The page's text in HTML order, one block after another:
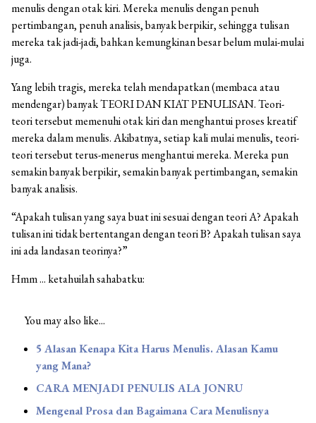
menulis dengan otak kiri. Mereka menulis dengan penuh
pertimbangan, penuh analisis, banyak berpikir, sehingga tulisan
mereka tak jadi-jadi, bahkan kemungkinan besar belum mulai-mulai
juga.
Yang lebih tragis, mereka telah mendapatkan (membaca atau
mendengar) banyak TEORI DAN KIAT PENULISAN. Teori-
teori tersebut memenuhi otak kiri dan menghantui proses kreatif
mereka dalam menulis. Akibatnya, setiap kali mulai menulis, teori-
teori tersebut terus-menerus menghantui mereka. Mereka pun
semakin banyak berpikir, semakin banyak pertimbangan, semakin
banyak analisis.
“Apakah tulisan yang saya buat ini sesuai dengan teori A? Apakah
tulisan ini tidak bertentangan dengan teori B? Apakah tulisan saya
ini ada landasan teorinya?”
Hmm ... ketahuilah sahabatku:
You may also like...
5 Alasan Kenapa Kita Harus Menulis. Alasan Kamu
yang Mana?
CARA MENJADI PENULIS ALA JONRU
Mengenal Prosa dan Bagaimana Cara Menulisnya